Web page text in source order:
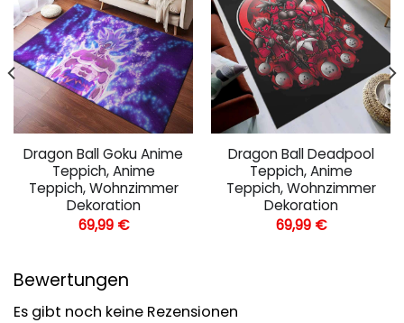
Dragon Ball Goku Anime
Teppich, Anime
Teppich, Wohnzimmer
Dekoration
69,99 €
Dragon Ball Deadpool
Teppich, Anime
Teppich, Wohnzimmer
Dekoration
69,99 €
Bewertungen
Es gibt noch keine Rezensionen